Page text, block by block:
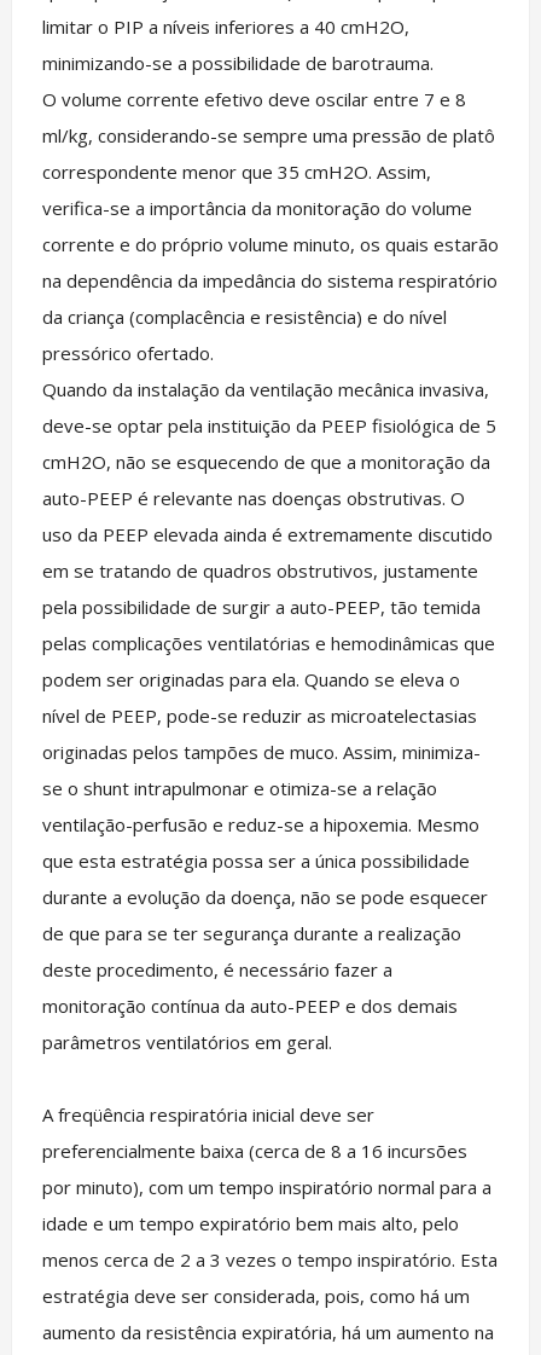
limitar o PIP a níveis inferiores a 40 cmH2O,
minimizando-se a possibilidade de barotrauma.
O volume corrente efetivo deve oscilar entre 7 e 8
ml/kg, considerando-se sempre uma pressão de platô
correspondente menor que 35 cmH2O. Assim,
verifica-se a importância da monitoração do volume
corrente e do próprio volume minuto, os quais estarão
na dependência da impedância do sistema respiratório
da criança (complacência e resistência) e do nível
pressórico ofertado.
Quando da instalação da ventilação mecânica invasiva,
deve-se optar pela instituição da PEEP fisiológica de 5
cmH2O, não se esquecendo de que a monitoração da
auto-PEEP é relevante nas doenças obstrutivas. O
uso da PEEP elevada ainda é extremamente discutido
em se tratando de quadros obstrutivos, justamente
pela possibilidade de surgir a auto-PEEP, tão temida
pelas complicações ventilatórias e hemodinâmicas que
podem ser originadas para ela. Quando se eleva o
nível de PEEP, pode-se reduzir as microatelectasias
originadas pelos tampões de muco. Assim, minimiza-
se o shunt intrapulmonar e otimiza-se a relação
ventilação-perfusão e reduz-se a hipoxemia. Mesmo
que esta estratégia possa ser a única possibilidade
durante a evolução da doença, não se pode esquecer
de que para se ter segurança durante a realização
deste procedimento, é necessário fazer a
monitoração contínua da auto-PEEP e dos demais
parâmetros ventilatórios em geral.
A freqüência respiratória inicial deve ser
preferencialmente baixa (cerca de 8 a 16 incursões
por minuto), com um tempo inspiratório normal para a
idade e um tempo expiratório bem mais alto, pelo
menos cerca de 2 a 3 vezes o tempo inspiratório. Esta
estratégia deve ser considerada, pois, como há um
aumento da resistência expiratória, há um aumento na